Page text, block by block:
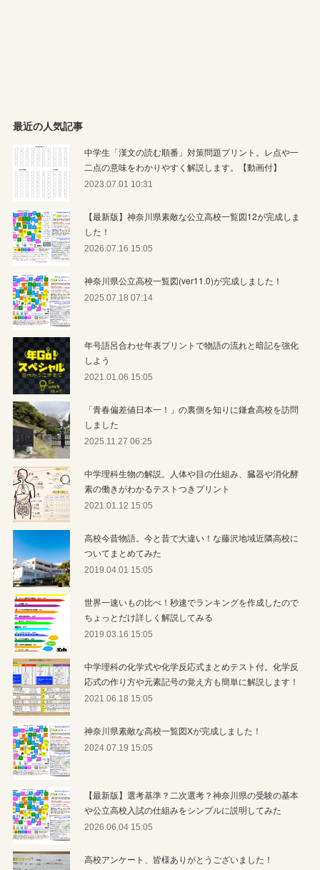
最近の人気記事
中学生「漢文の読む順番」対策問題プリント。レ点や一
二点の意味をわかりやすく解説します。【動画付】
2023.07.01 10:31
【最新版】神奈川県素敵な公立高校一覧図12が完成しま
した！
2026.07.16 15:05
神奈川県公立高校一覧図(ver11.0)が完成しました！
2025.07.18 07:14
年号語呂合わせ年表プリントで物語の流れと暗記を強化
しよう
2021.01.06 15:05
「青春偏差値日本一！」の裏側を知りに鎌倉高校を訪問
しました
2025.11.27 06:25
中学理科生物の解説。人体や目の仕組み、臓器や消化酵
素の働きがわかるテストつきプリント
2021.01.12 15:05
高校今昔物語。今と昔で大違い！な藤沢地域近隣高校に
ついてまとめてみた
2019.04.01 15:05
世界一速いもの比べ！秒速でランキングを作成したので
ちょっとだけ詳しく解説してみる
2019.03.16 15:05
中学理科の化学式や化学反応式まとめテスト付。化学反
応式の作り方や元素記号の覚え方も簡単に解説します！
2021.06.18 15:05
神奈川県素敵な高校一覧図Xが完成しました！
2024.07.19 15:05
【最新版】選考基準？二次選考？神奈川県の受験の基本
や公立高校入試の仕組みをシンプルに説明してみた
2026.06.04 15:05
高校アンケート、皆様ありがとうございました！